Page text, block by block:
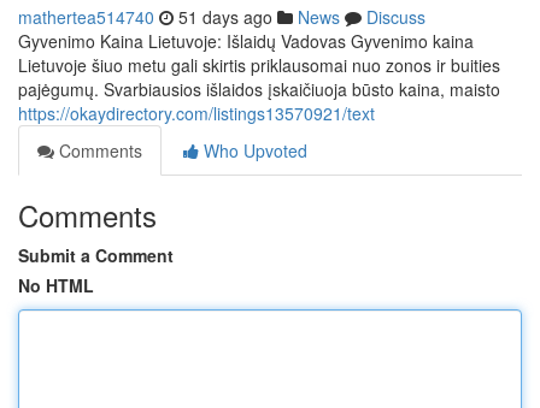
mathertea514740 51 days ago News
Discuss
Gyvenimo Kaina Lietuvoje: Išlaidų Vadovas Gyvenimo kaina
Lietuvoje šiuo metu gali skirtis priklausomai nuo zonos ir buities
pajėgumų. Svarbiausios išlaidos įskaičiuoja būsto kaina, maisto
https://okaydirectory.com/listings13570921/text
Comments
Who Upvoted
Comments
Submit a Comment
No HTML